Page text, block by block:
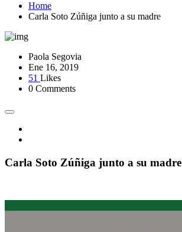
Home
Carla Soto Zúñiga junto a su madre
Paola Segovia
Ene 16, 2019
51 Likes
0 Comments
Carla Soto Zúñiga junto a su madre